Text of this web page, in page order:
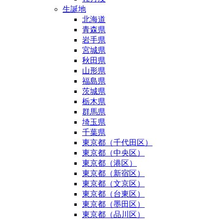
生誕地
北海道
青森県
岩手県
宮城県
秋田県
山形県
福島県
茨城県
栃木県
群馬県
埼玉県
千葉県
東京都（千代田区）
東京都（中央区）
東京都（港区）
東京都（新宿区）
東京都（文京区）
東京都（台東区）
東京都（墨田区）
東京都（品川区）